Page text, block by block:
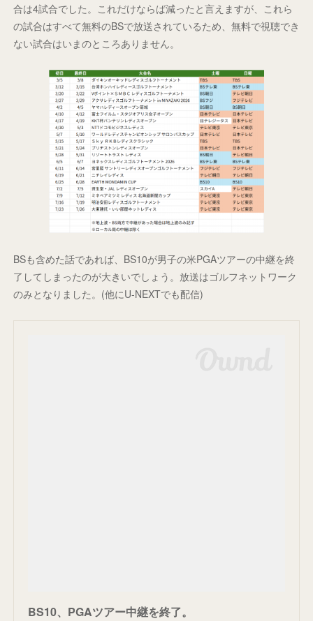
合は4試合でした。これだけならば減ったと言えますが、これら
の試合はすべて無料のBSで放送されているため、無料で視聴でき
ない試合はいまのところありません。
BSも含めた話であれば、BS10が男子の米PGAツアーの中継を終
了してしまったのが大きいでしょう。放送はゴルフネットワーク
のみとなりました。(他にU-NEXTでも配信)
BS10、PGAツアー中継を終了。